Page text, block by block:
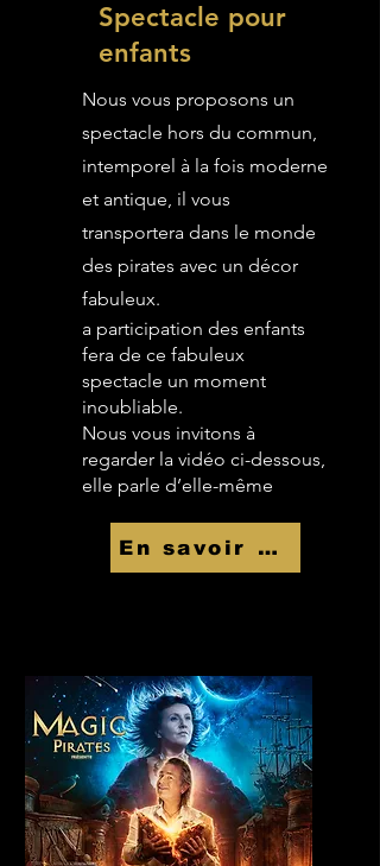
Spectacle pour
enfants
Nous vous proposons un
spectacle hors du commun,
intemporel à la fois moderne
et antique, il vous
transportera dans le monde
des pirates avec un décor
fabuleux.
a participation des enfants
fera de ce fabuleux
spectacle un moment
inoubliable.
Nous vous invitons à
regarder la vidéo ci-dessous,
elle parle d’elle-même
En savoir Plus